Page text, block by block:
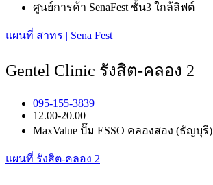
ศูนย์การค้า SenaFest ชั้น3 ใกล้ลิฟต์
แผนที่ สาทร | Sena Fest
Gentel Clinic รังสิต-คลอง 2
095-155-3839
12.00-20.00
MaxValue ปั๊ม ESSO คลองสอง (ธัญบุรี)
แผนที่ รังสิต-คลอง 2